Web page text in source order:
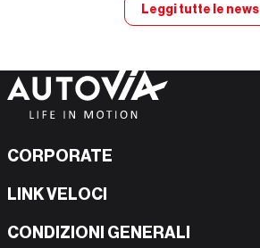
Leggi tutte le news
CORPORATE
LINK VELOCI
CONDIZIONI GENERALI